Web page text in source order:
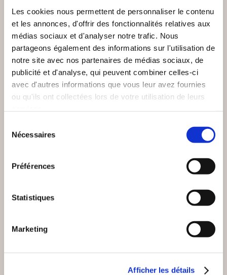
Les cookies nous permettent de personnaliser le contenu
et les annonces, d'offrir des fonctionnalités relatives aux
médias sociaux et d'analyser notre trafic. Nous
partageons également des informations sur l'utilisation de
notre site avec nos partenaires de médias sociaux, de
publicité et d'analyse, qui peuvent combiner celles-ci
avec d'autres informations que vous leur avez fournies
ou qu'ils ont collectées lors de votre utilisation de leurs
Nécessaires
Préférences
Statistiques
Marketing
Afficher les détails
16€50
LES AMIS DE